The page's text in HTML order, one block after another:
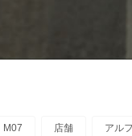
M07 店舗 アル